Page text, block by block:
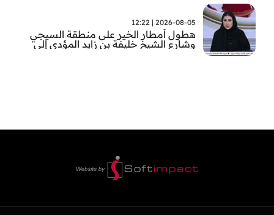
2026-08-05 | 12:22
هطول أمطار الخير على منطقة السيجي
وشارع الشيخ خليفة بن زايد المؤدي إلى